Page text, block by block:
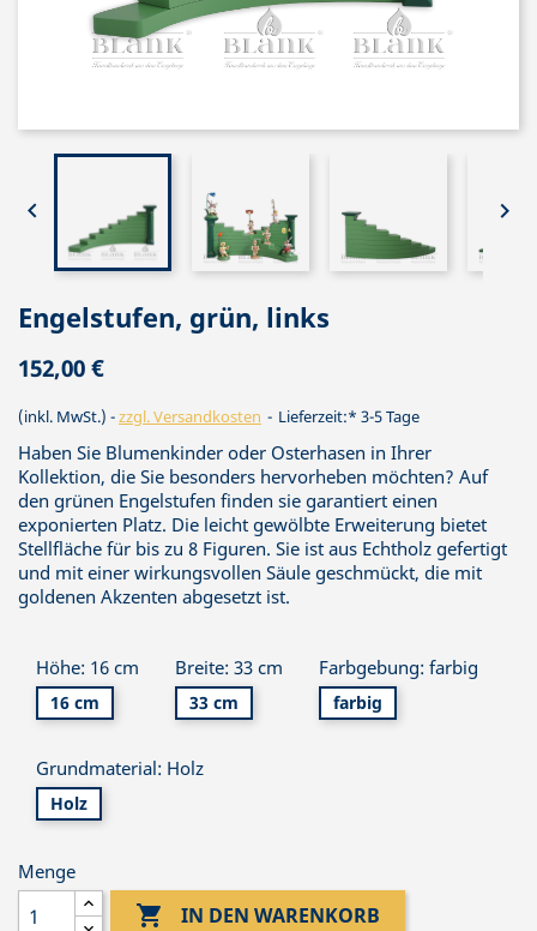
 
Engelstufen, grün, links
152,00 €
(inkl. MwSt.) zzgl. Versandkosten Lieferzeit:* 3-5 Tage
Haben Sie Blumenkinder oder Osterhasen in Ihrer
Kollektion, die Sie besonders hervorheben möchten? Auf
den grünen Engelstufen finden sie garantiert einen
exponierten Platz. Die leicht gewölbte Erweiterung bietet
Stellfläche für bis zu 8 Figuren. Sie ist aus Echtholz gefertigt
und mit einer wirkungsvollen Säule geschmückt, die mit
goldenen Akzenten abgesetzt ist.
Höhe: 16 cm
16 cm
Breite: 33 cm
33 cm
Farbgebung: farbig
farbig
Grundmaterial: Holz
Holz
Menge
 IN DEN WARENKORB